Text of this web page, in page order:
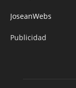
JoseanWebs
Publicidad